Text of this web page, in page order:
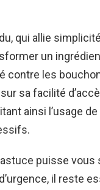
qui allie
un
contre les
sa facilité
ainsi l’usage
puisse vous
il reste